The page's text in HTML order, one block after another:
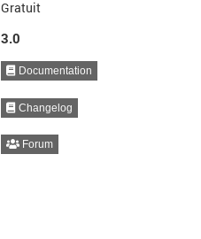
Gratuit
3.0
Documentation
Changelog
Forum